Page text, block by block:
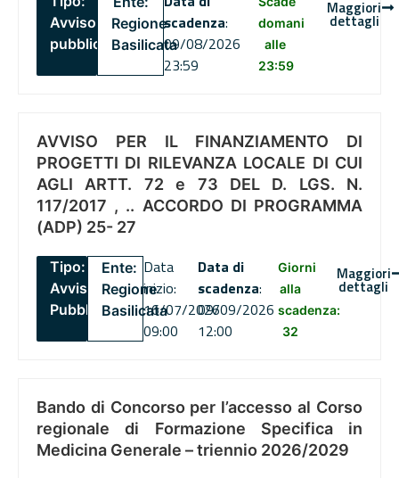
Avviso
pubblico
Regione
Basilicata
scadenza:
09/08/2026
23:59
domani
alle
23:59
Maggiori
dettagli
AVVISO PER IL FINANZIAMENTO DI
PROGETTI DI RILEVANZA LOCALE DI CUI
AGLI ARTT. 72 e 73 DEL D. LGS. N.
117/2017 , .. ACCORDO DI PROGRAMMA
(ADP) 25- 27
Tipo:
Avviso
Pubblico
Ente:
Regione
Basilicata
Data
inizio:
16/07/2026
09:00
Data di
scadenza:
09/09/2026
12:00
Giorni
alla
scadenza:
32
Maggiori
dettagli
Bando di Concorso per l’accesso al Corso
regionale di Formazione Specifica in
Medicina Generale – triennio 2026/2029